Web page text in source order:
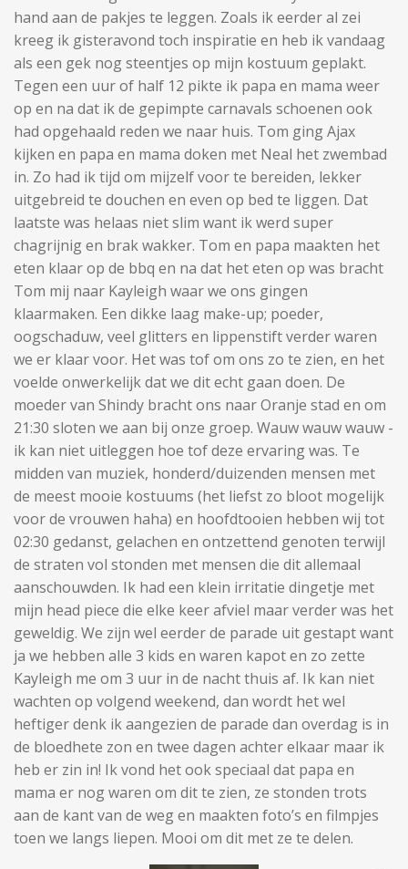
hand aan de pakjes te leggen. Zoals ik eerder al zei
kreeg ik gisteravond toch inspiratie en heb ik vandaag
als een gek nog steentjes op mijn kostuum geplakt.
Tegen een uur of half 12 pikte ik papa en mama weer
op en na dat ik de gepimpte carnavals schoenen ook
had opgehaald reden we naar huis. Tom ging Ajax
kijken en papa en mama doken met Neal het zwembad
in. Zo had ik tijd om mijzelf voor te bereiden, lekker
uitgebreid te douchen en even op bed te liggen. Dat
laatste was helaas niet slim want ik werd super
chagrijnig en brak wakker. Tom en papa maakten het
eten klaar op de bbq en na dat het eten op was bracht
Tom mij naar Kayleigh waar we ons gingen
klaarmaken. Een dikke laag make-up; poeder,
oogschaduw, veel glitters en lippenstift verder waren
we er klaar voor. Het was tof om ons zo te zien, en het
voelde onwerkelijk dat we dit echt gaan doen. De
moeder van Shindy bracht ons naar Oranje stad en om
21:30 sloten we aan bij onze groep. Wauw wauw wauw -
ik kan niet uitleggen hoe tof deze ervaring was. Te
midden van muziek, honderd/duizenden mensen met
de meest mooie kostuums (het liefst zo bloot mogelijk
voor de vrouwen haha) en hoofdtooien hebben wij tot
02:30 gedanst, gelachen en ontzettend genoten terwijl
de straten vol stonden met mensen die dit allemaal
aanschouwden. Ik had een klein irritatie dingetje met
mijn head piece die elke keer afviel maar verder was het
geweldig. We zijn wel eerder de parade uit gestapt want
ja we hebben alle 3 kids en waren kapot en zo zette
Kayleigh me om 3 uur in de nacht thuis af. Ik kan niet
wachten op volgend weekend, dan wordt het wel
heftiger denk ik aangezien de parade dan overdag is in
de bloedhete zon en twee dagen achter elkaar maar ik
heb er zin in! Ik vond het ook speciaal dat papa en
mama er nog waren om dit te zien, ze stonden trots
aan de kant van de weg en maakten foto’s en filmpjes
toen we langs liepen. Mooi om dit met ze te delen.